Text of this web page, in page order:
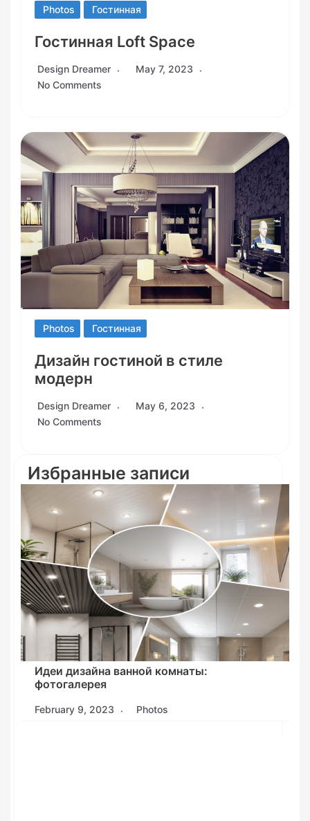
Photos Гостинная
Гостинная Loft Space
Design Dreamer
May 7, 2023
No Comments
Photos Гостинная
Дизайн гостиной в стиле
модерн
Design Dreamer
May 6, 2023
No Comments
Избранные записи
Идеи дизайна ванной комнаты:
фотогалерея
February 9, 2023 Photos